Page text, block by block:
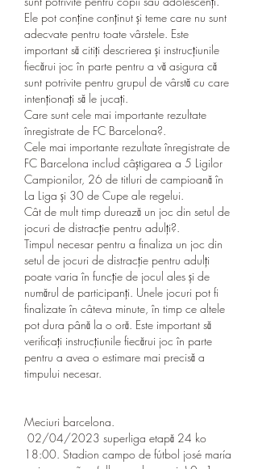
Ele pot conține conținut și teme care nu sunt
adecvate pentru toate vârstele. Este
important să citiți descrierea și instrucțiunile
fiecărui joc în parte pentru a vă asigura că
sunt potrivite pentru grupul de vârstă cu care
intenționați să le jucați.
Care sunt cele mai importante rezultate
înregistrate de FC Barcelona?.
Cele mai importante rezultate înregistrate de
FC Barcelona includ câștigarea a 5 Ligilor
Campionilor, 26 de titluri de campioană în
La Liga și 30 de Cupe ale regelui.
Cât de mult timp durează un joc din setul de
jocuri de distracție pentru adulți?.
Timpul necesar pentru a finaliza un joc din
setul de jocuri de distracție pentru adulți
poate varia în funcție de jocul ales și de
numărul de participanți. Unele jocuri pot fi
finalizate în câteva minute, în timp ce altele
pot dura până la o oră. Este important să
verificați instrucțiunile fiecărui joc în parte
pentru a avea o estimare mai precisă a
timpului necesar.
Meciuri barcelona.
18:00. Stadion campo de fútbol josé maría